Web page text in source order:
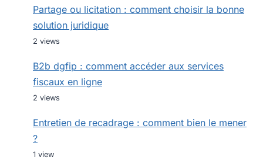
Partage ou licitation : comment choisir la bonne
solution juridique
2 views
B2b dgfip : comment accéder aux services
fiscaux en ligne
2 views
Entretien de recadrage : comment bien le mener
?
1 view